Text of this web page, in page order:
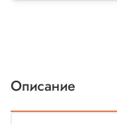
Описание